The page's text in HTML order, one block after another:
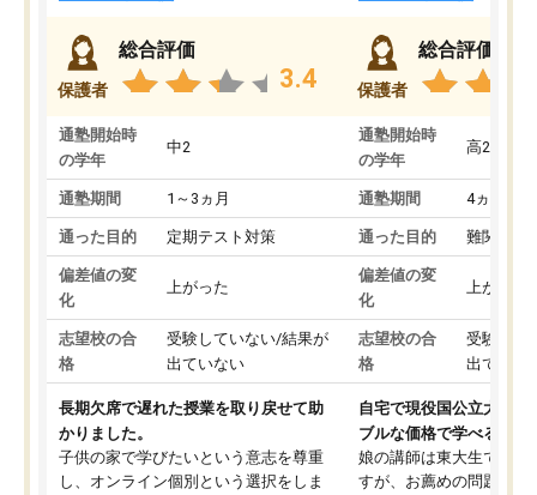
保護者
総合評価
3.4
通塾開始時
の学年
中2
通塾期間 1～3ヵ月
通った目的 定期テスト対策
偏差値の変
化
上がった
志望校の合
格
受験していない/結果が
出ていない
長期欠席で遅れた授業を取り戻せて助
かりました。
子供の家で学びたいという意志を尊重
し、オンライン個別という選択をしま
保護者
総合評価
通塾開始時
の学年
高2
通塾期間 4ヵ月～1
通った目的 難関私立
偏差値の変
化
上がった
志望校の合
格
受験して
出ていな
自宅で現役国公立大学生
ブルな価格で学べる
娘の講師は東大生では無
すが、お薦めの問題集や